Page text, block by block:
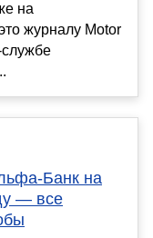
на
журналу Motor
службе
Банк на
— все